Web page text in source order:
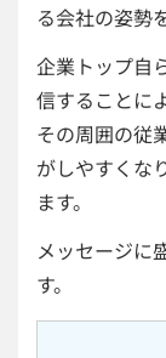
る会社の姿勢
企業トップ自
信することに
その周囲の従
がしやすくな
ます。
メッセージに
す。